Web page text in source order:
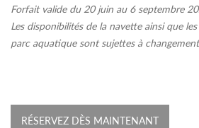
Forfait valide du 20 juin au 6 septembre
Les disponibilités de la navette ainsi que
parc aquatique sont sujettes à
RÉSERVEZ DÈS MAINTENANT